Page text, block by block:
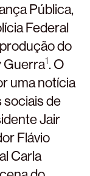
Pública,
Federal
do
Guerra1. O
uma notícia
sociais de
Jair
Flávio
Carla